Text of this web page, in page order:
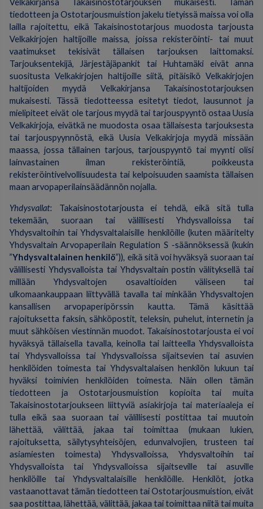
Velkakirjansa Takaisinostotarjouksen mukaisesti. Tämän
tiedotteen ja Ostotarjousmuistion jakelu tietyissä maissa voi olla
lailla rajoitettu, eikä Takaisinostotarjous muodosta tarjousta
Velkakirjojen haltijoille maissa, joissa rekisteröinti- tai muut
vaatimukset tekisivät tällaisen tarjouksen laittomaksi.
Tarjouksentekijä, Järjestäjäpankit tai Huhtamäki eivät anna
suositusta Velkakirjojen haltijoille siitä, pitäisikö Velkakirjojen
haltijoiden myydä Velkakirjansa Takaisinostotarjouksen
mukaisesti. Tässä tiedotteessa esitetyt tiedot, lausunnot ja
mielipiteet eivät ole tarjous myydä tai tarjouspyyntö ostaa Uusia
Velkakirjoja, eivätkä ne muodosta osaa tällaisesta tarjouksesta
tai tarjouspyynnöstä, eikä Uusia Velkakirjoja myydä missään
maassa, jossa tällainen tarjous, tarjouspyyntö tai myynti olisi
lainvastainen ilman rekisteröintiä, poikkeusta
rekisteröintivelvollisuudesta tai kelpoisuuden saamista tällaisen
maan arvopaperilainsäädännön nojalla.
Yhdysvallat: Takaisinostotarjousta ei tehdä, eikä sitä tulla
tekemään, suoraan tai välillisesti Yhdysvalloissa tai
Yhdysvaltoihin tai Yhdysvaltalaisille henkilöille (kuten määritelty
Yhdysvaltain Arvopaperilain Regulation S -säännöksessä (kukin
”Yhdysvaltalainen henkilö”)), eikä sitä voi hyväksyä suoraan tai
välillisesti Yhdysvalloista tai Yhdysvaltain postin välityksellä tai
millään Yhdysvaltojen osavaltioiden väliseen tai
ulkomaankauppaan liittyvällä tavalla tai minkään Yhdysvaltojen
kansallisen arvopaperipörssin kautta. Tämä käsittää
rajoituksetta faksin, sähköpostit, teleksin, puhelut, internetin ja
muut sähköisen viestinnän muodot. Takaisinostotarjousta ei voi
hyväksyä tällaisella tavalla, keinolla tai laitteella Yhdysvalloista
tai Yhdysvalloissa tai Yhdysvalloissa sijaitsevien tai asuvien
henkilöiden toimesta tai Yhdysvaltalaisen henkilön lukuun tai
hyväksi toimivien henkilöiden toimesta. Näin ollen tämän
tiedotteen ja Ostotarjousmuistion kopioita tai muita
Takaisinostotarjoukseen liittyviä asiakirjoja tai materiaaleja ei
tulla eikä saa suoraan tai välillisesti postittaa tai muutoin
lähettää, välittää, jakaa tai toimittaa (mukaan lukien,
rajoituksetta, säilytysyhteisöjen, edunvalvojien, trusteen tai
asiamiesten toimesta) Yhdysvalloissa, Yhdysvaltoihin tai
Yhdysvalloista tai Yhdysvalloissa sijaitseville tai asuville
henkilöille tai Yhdysvaltalaisille henkilöille. Henkilöt, jotka
vastaanottavat tämän tiedotteen tai Ostotarjousmuistion, eivät
saa postittaa, lähettää, välittää, jakaa tai toimittaa niitä tai muita